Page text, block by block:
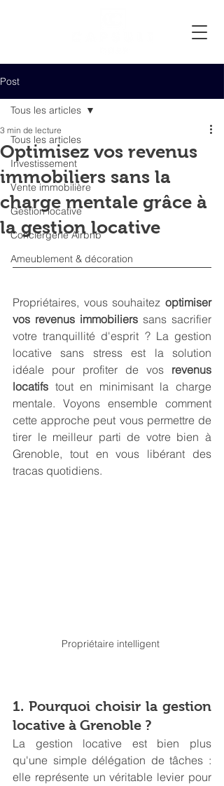
Post
Tous les articles
Investissement
Vente immobilière
Gestion locative
Conciergerie Airbnb
Ameublement & décoration
Tous les articles
Optimisez vos revenus
immobiliers sans la
charge mentale grâce à
la gestion locative
3 min de lecture
Propriétaires, vous souhaitez optimiser
vos revenus immobiliers sans sacrifier
votre tranquillité d'esprit ? La gestion
locative sans stress est la solution
idéale pour profiter de vos revenus
locatifs tout en minimisant la charge
mentale. Voyons ensemble comment
cette approche peut vous permettre de
tirer le meilleur parti de votre bien à
Grenoble, tout en vous libérant des
tracas quotidiens.
Propriétaire intelligent
1. Pourquoi choisir la gestion
locative à Grenoble ?
La gestion locative est bien plus
qu'une simple délégation de tâches :